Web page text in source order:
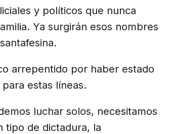
y políticos que nunca
Ya surgirán esos nombres
arrepentido por haber estado
estas líneas.
luchar solos, necesitamos
tipo de dictadura, la